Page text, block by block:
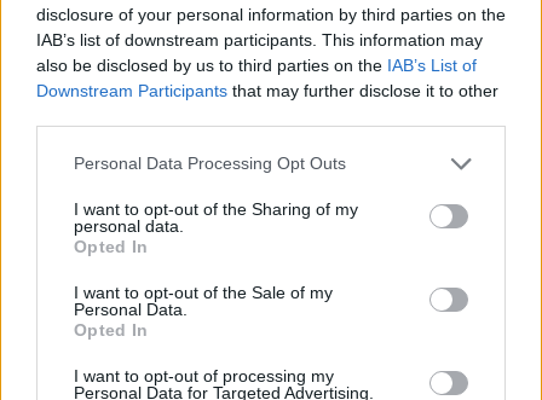
disclosure of your personal information by third parties on the
IAB’s list of downstream participants. This information may
also be disclosed by us to third parties on the IAB’s List of
Downstream Participants that may further disclose it to other
Personal Data Processing Opt Outs
I want to opt-out of the Sharing of my
personal data.
Opted In
I want to opt-out of the Sale of my
Personal Data.
Opted In
I want to opt-out of processing my
Personal Data for Targeted Advertising.
Esim for Global
Esim for USA| Esim for Italy| Esim for Spain|Esim